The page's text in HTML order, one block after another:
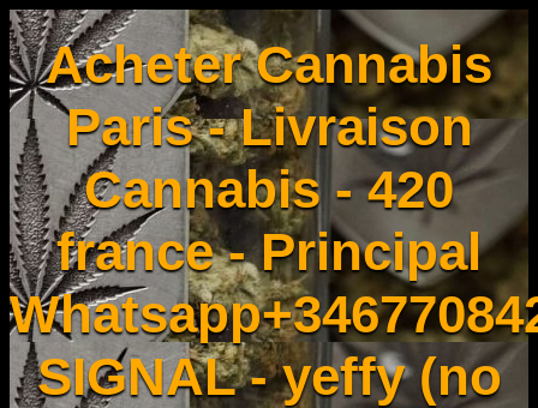
Acheter Cannabis
Paris - Livraison
Cannabis - 420
france - Principal
SIGNAL - yeffy (no